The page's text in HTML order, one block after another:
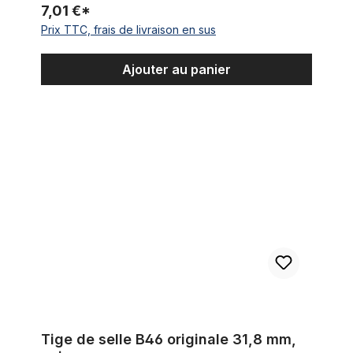
7,01 €*
Prix TTC, frais de livraison en sus
Ajouter au panier
Tige de selle B46 originale 31,8 mm,